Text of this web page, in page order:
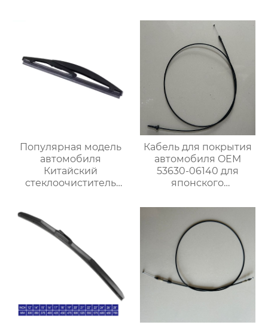
Популярная модель
автомобиля
Китайский
стеклоочиститель
рычаг и лезвие
заднего
стеклоочистителя
Кабель для покрытия
автомобиля OEM
53630-06140 для
японского